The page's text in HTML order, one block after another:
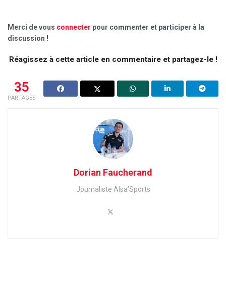
Merci de vous connecter pour commenter et participer à la
discussion !
Réagissez à cette article en commentaire et partagez-le !
35
PARTAGES
Dorian Faucherand
Journaliste Alsa'Sports